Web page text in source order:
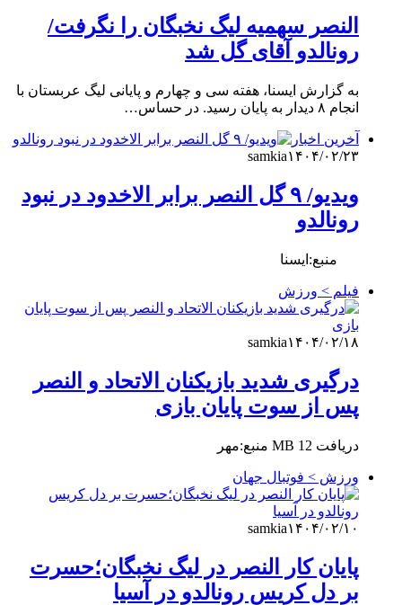
النصر سهمیه لیگ نخبگان را نگرفت/
رونالدو آقای گل شد
به گزارش ایسنا، هفته سی و چهارم و پایانی لیگ عربستان با
انجام ۸ دیدار به پایان رسید. در حساس…
آخرین اخبار
samkia۱۴۰۴/۰۲/۲۳
ویدیو/ ۹ گل النصر برابر الاخدود در نبود
رونالدو
منبع:ایسنا
فیلم > ورزش
samkia۱۴۰۴/۰۲/۱۸
درگیری شدید بازیکنان الاتحاد و النصر
پس از سوت پایان بازی
دریافت 12 MB منبع:مهر
ورزش > فوتبال جهان
samkia۱۴۰۴/۰۲/۱۰
پایان کار النصر در لیگ نخبگان؛حسرت
بر دل کریس رونالدو در آسیا